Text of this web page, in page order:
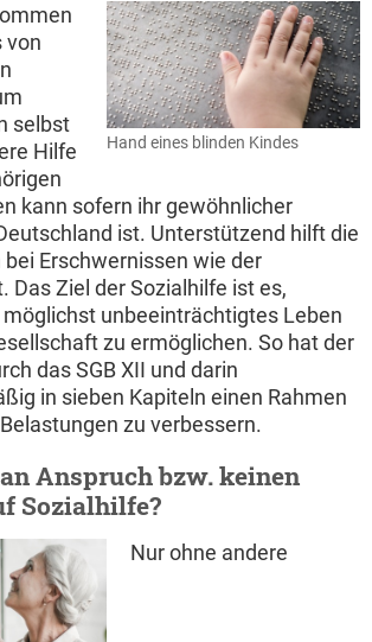
Hand eines blinden Kindes
von
selbst
Hilfe
kann sofern ihr gewöhnlicher
ist. Unterstützend hilft die
Erschwernissen wie der
Das Ziel der Sozialhilfe ist es,
unbeeinträchtigtes Leben
zu ermöglichen. So hat der
das SGB XII und darin
in sieben Kapiteln einen Rahmen
zu verbessern.
Anspruch bzw. keinen
Sozialhilfe?
Nur ohne andere